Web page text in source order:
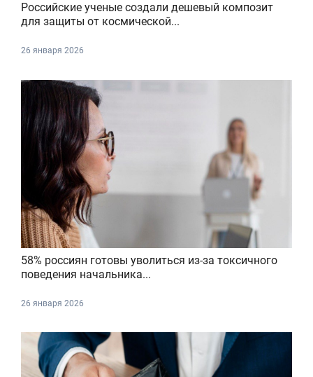
Российские ученые создали дешевый композит
для защиты от космической...
26 января 2026
58% россиян готовы уволиться из-за токсичного
поведения начальника...
26 января 2026